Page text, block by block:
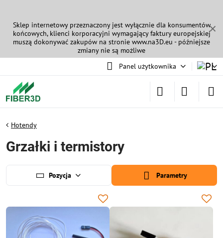
✕
Sklep internetowy przeznaczony jest wyłącznie dla konsumentów
końcowych, klienci korporacyjni wymagający faktury europejskiej
muszą dokonywać zakupów na stronie www.na3D.eu - późniejsze
zmiany nie są możliwe
Panel użytkownika
Hotendy
Grzałki i termistory
Pozycja Parametry